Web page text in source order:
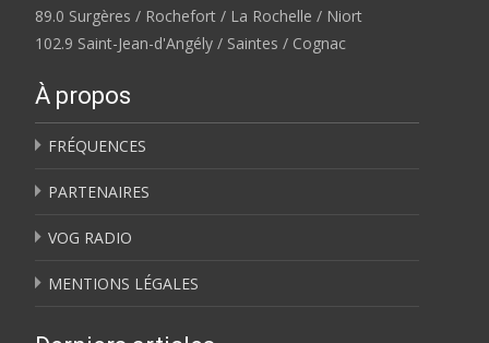
89.0 Surgères / Rochefort / La Rochelle / Niort
102.9 Saint-Jean-d'Angély / Saintes / Cognac
À propos
FRÉQUENCES
PARTENAIRES
VOG RADIO
MENTIONS LÉGALES